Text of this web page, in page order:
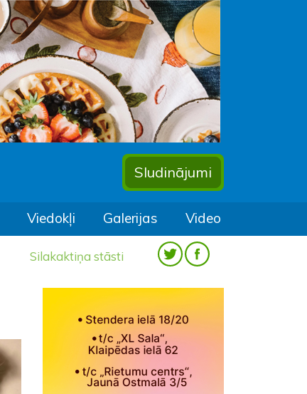
Sludinājumi
Viedokļi Galerijas Video
Silakaktiņa stāsti